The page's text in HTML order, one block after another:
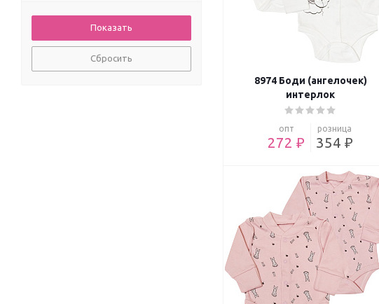
8974 Боди (ангелочек)
интерлок
опт
272 ₽
розница
354 ₽
Сбросить